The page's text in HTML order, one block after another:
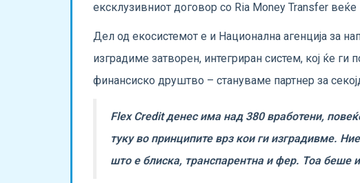
ексклузивниот договор со Ria Money Transfer
Дел од екосистемот е и Национална агенција за
изградиме затворен, интегриран систем, кој ќе
финансиско друштво – стануваме партнер за
Flex Credit денес има над 380 вработени,
туку во принципите врз кои ги изградивме.
што е блиска, транспарентна и фер. Тоа беше